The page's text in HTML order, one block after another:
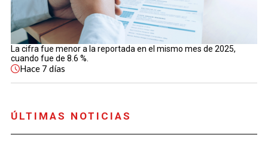
La cifra fue menor a la reportada en el mismo mes de 2025,
cuando fue de 8.6 %.
Hace 7 días
ÚLTIMAS NOTICIAS